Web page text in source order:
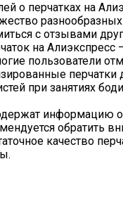
о перчатках на
с отзывами
на
пользователи
при занятиях
информацию
обратить
качество